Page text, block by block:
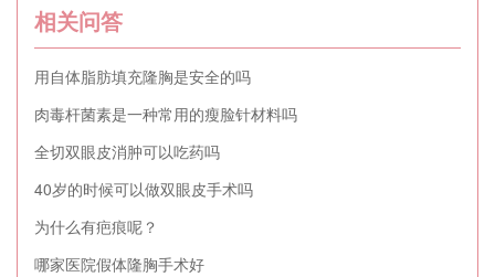
相关问答
用自体脂肪填充隆胸是安全的吗
肉毒杆菌素是一种常用的瘦脸针材料吗
全切双眼皮消肿可以吃药吗
40岁的时候可以做双眼皮手术吗
为什么有疤痕呢？
哪家医院假体隆胸手术好